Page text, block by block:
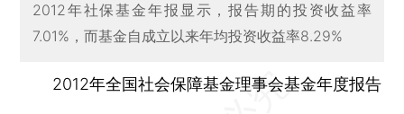
2012年社保基金年报显示，报告期的投资收益率
7.01%，而基金自成立以来年均投资收益率8.29%
2012年全国社会保障基金理事会基金年度报告